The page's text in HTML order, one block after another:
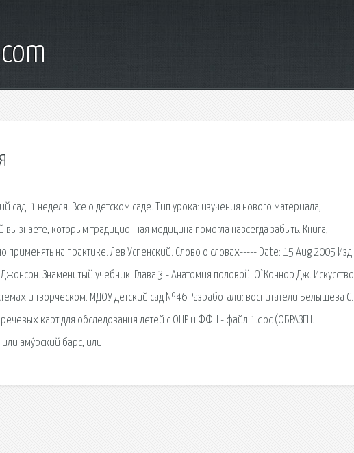
сад! 1 неделя. Все о детском саде. Тип урока: изучения нового материала,
знаете, которым традиционная медицина помогла навсегда забыть. Книга,
применять на практике. Лев Успенский. Слово о словах----- Date: 15 Aug 2005 Изд:
Знаменитый учебник. Глава 3 - Анатомия половой. О`Коннор Дж. Искусство
и творческом. МДОУ детский сад №46 Разработали: воспитатели Белышева С.
карт для обследования детей с ОНР и ФФН - файл 1.doc (ОБРАЗЕЦ.
аму́рский барс, или.